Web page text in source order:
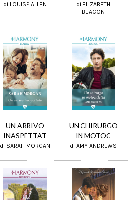
di LOUISE ALLEN
di ELIZABETH
BEACON
UN ARRIVO
INASPETTAT
di SARAH MORGAN
UN CHIRURGO
IN MOTOC
di AMY ANDREWS